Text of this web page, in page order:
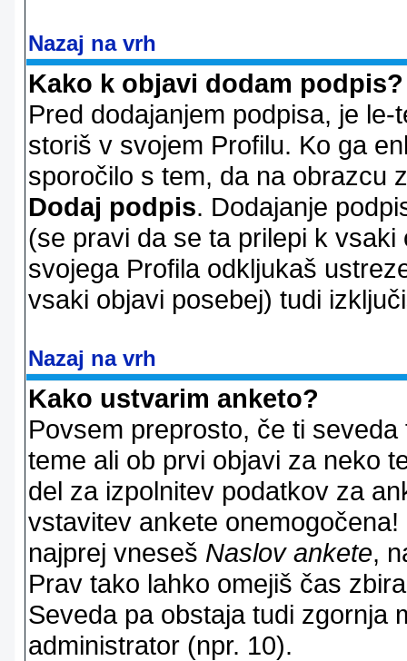
Nazaj na vrh
Kako k objavi dodam podpis?
Pred dodajanjem podpisa, je
storiš v svojem Profilu. Ko ga
sporočilo s tem, da na obrazcu
Dodaj podpis. Dodajanje
(se pravi da se ta prilepi k
svojega Profila odkljukaš
vsaki objavi posebej) tudi
Nazaj na vrh
Kako ustvarim anketo?
Povsem preprosto, če ti
teme ali ob prvi objavi za neko
del za izpolnitev podatkov za
vstavitev ankete
najprej vneseš Naslov ankete,
Prav tako lahko omejiš čas
Seveda pa obstaja tudi zgornja
administrator (npr. 10).